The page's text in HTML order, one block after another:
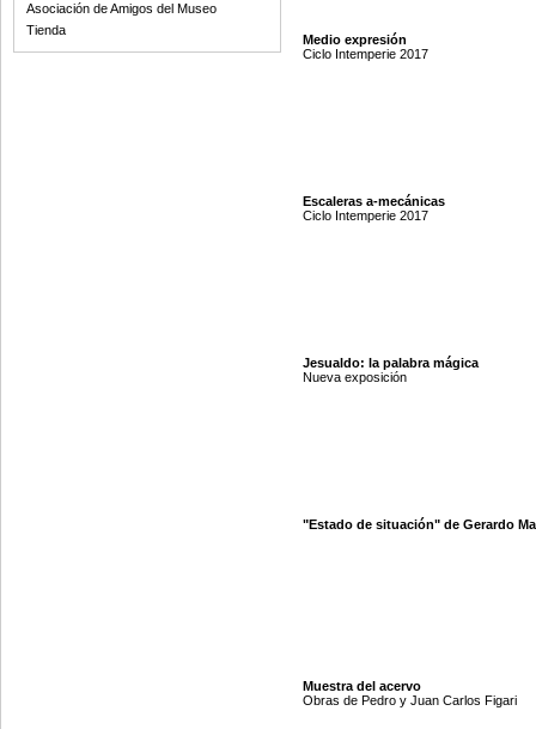
Asociación de Amigos del Museo
Tienda
Medio expresión
Ciclo Intemperie 2017
Escaleras a-mecánicas
Ciclo Intemperie 2017
Jesualdo: la palabra mágica
Nueva exposición
"Estado de situación" de Gerardo
Muestra del acervo
Obras de Pedro y Juan Carlos Figari